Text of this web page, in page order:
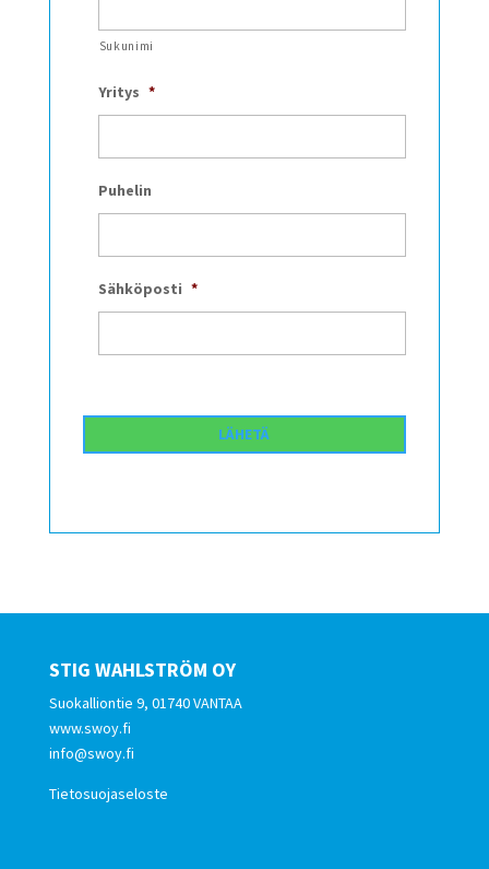
Sukunimi
Yritys *
Puhelin
Sähköposti *
STIG WAHLSTRÖM OY
Suokalliontie 9, 01740 VANTAA
www.swoy.fi
info@swoy.fi
Tietosuojaseloste